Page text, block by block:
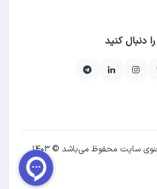
دنبال کنید
سایت محفوظ می‌باشد © ۱۴۰۳